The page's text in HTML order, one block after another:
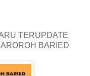
TERUPDATE
BARIED